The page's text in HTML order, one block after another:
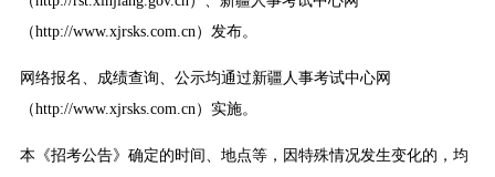
（http://www.xjrsks.com.cn）发布。
网络报名、成绩查询、公示均通过新疆人事考试中心网
（http://www.xjrsks.com.cn）实施。
本《招考公告》确定的时间、地点等，因特殊情况发生变化的，均